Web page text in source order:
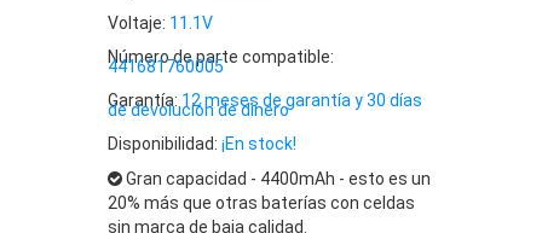
Voltaje: 11.1V
Número de parte compatible:
441681760005
Garantía: 12 meses de garantía y 30 días
de devolución de dinero
Disponibilidad: ¡En stock!
Gran capacidad - 4400mAh - esto es un
20% más que otras baterías con celdas
sin marca de baja calidad.